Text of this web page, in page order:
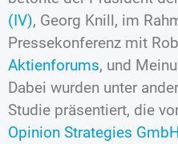
(IV), Georg Knill, im
Pressekonferenz mit
Aktienforums, und
Dabei wurden unter
Studie präsentiert, die
Opinion Strategies GmbH